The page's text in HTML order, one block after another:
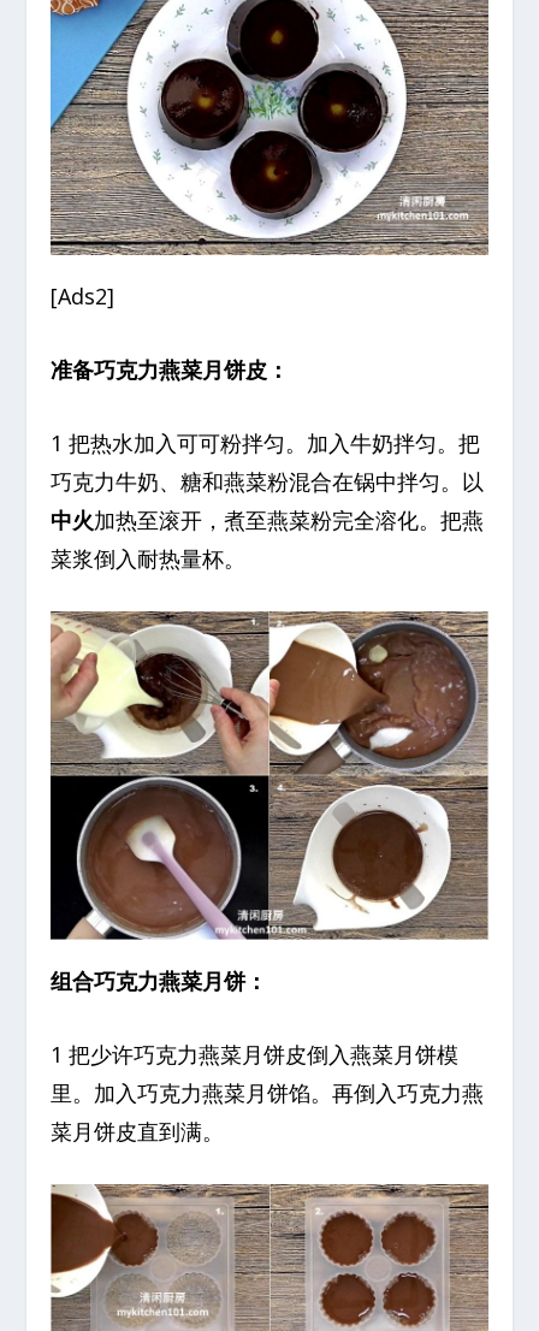
[Ads2]
准备巧克力燕菜月饼皮：
1 把热水加入可可粉拌匀。加入牛奶拌匀。把
巧克力牛奶、糖和燕菜粉混合在锅中拌匀。以
中火加热至滚开，煮至燕菜粉完全溶化。把燕
菜浆倒入耐热量杯。
组合巧克力燕菜月饼：
1 把少许巧克力燕菜月饼皮倒入燕菜月饼模
里。加入巧克力燕菜月饼馅。再倒入巧克力燕
菜月饼皮直到满。